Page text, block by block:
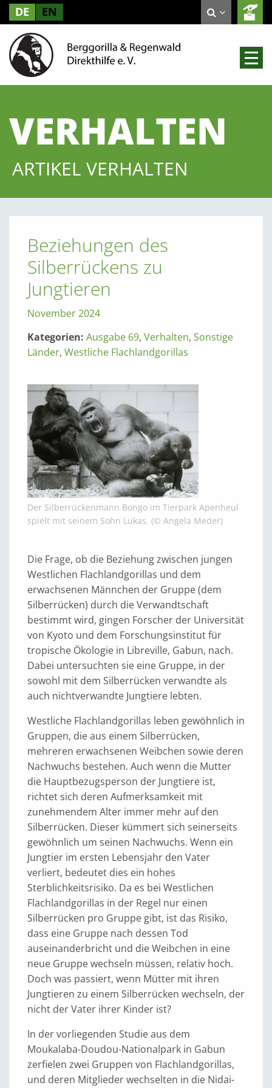
DE EN
VERHALTEN
ARTIKEL VERHALTEN
Beziehungen des
Silberrückens zu
Jungtieren
November 2024
Kategorien: Ausgabe 69, Verhalten, Sonstige
Länder, Westliche Flachlandgorillas
Der Silberrückenmann Bongo im Tierpark Apenheul
spielt mit seinem Sohn Lukas. (© Angela Meder)
Die Frage, ob die Beziehung zwischen jungen
Westlichen Flachlandgorillas und dem
erwachsenen Männchen der Gruppe (dem
Silberrücken) durch die Verwandtschaft
bestimmt wird, gingen Forscher der Universität
von Kyoto und dem Forschungsinstitut für
tropische Ökologie in Libreville, Gabun, nach.
Dabei untersuchten sie eine Gruppe, in der
sowohl mit dem Silberrücken verwandte als
auch nichtverwandte Jungtiere lebten.
Westliche Flachlandgorillas leben gewöhnlich in
Gruppen, die aus einem Silberrücken,
mehreren erwachsenen Weibchen sowie deren
Nachwuchs bestehen. Auch wenn die Mutter
die Hauptbezugsperson der Jungtiere ist,
richtet sich deren Aufmerksamkeit mit
zunehmendem Alter immer mehr auf den
Silberrücken. Dieser kümmert sich seinerseits
gewöhnlich um seinen Nachwuchs. Wenn ein
Jungtier im ersten Lebensjahr den Vater
verliert, bedeutet dies ein hohes
Sterblichkeitsrisiko. Da es bei Westlichen
Flachlandgorillas in der Regel nur einen
Silberrücken pro Gruppe gibt, ist das Risiko,
dass eine Gruppe nach dessen Tod
auseinanderbricht und die Weibchen in eine
neue Gruppe wechseln müssen, relativ hoch.
Doch was passiert, wenn Mütter mit ihren
Jungtieren zu einem Silberrücken wechseln, der
nicht der Vater ihrer Kinder ist?
In der vorliegenden Studie aus dem
Moukalaba-Doudou-Nationalpark in Gabun
zerfielen zwei Gruppen von Flachlandgorillas,
und deren Mitglieder wechselten in die Nidai-